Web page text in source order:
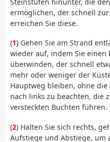
ermöglichen, der schnell
erreichen Sie diese.
(1) Gehen Sie am Strand
wieder auf, indem Sie einen
überwinden, der schnell
mehr oder weniger der
Hauptweg bleiben, ohne
nach links zu beachten, die
versteckten Buchten führen.
(2) Halten Sie sich rechts,
Aufstiege und Abstiege, um